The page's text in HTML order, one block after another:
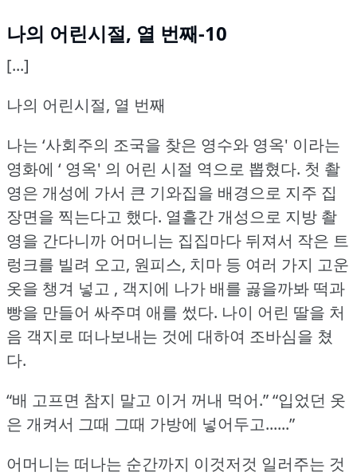
나의 어린시절, 열 번째-10
[...]
나의 어린시절, 열 번째
나는 ‘사회주의 조국을 찾은 영수와 영옥' 이라는
영화에 ‘ 영옥' 의 어린 시절 역으로 뽑혔다. 첫 촬
영은 개성에 가서 큰 기와집을 배경으로 지주 집
장면을 찍는다고 했다. 열흘간 개성으로 지방 촬
영을 간다니까 어머니는 집집마다 뒤져서 작은 트
렁크를 빌려 오고, 원피스, 치마 등 여러 가지 고운
옷을 챙겨 넣고 , 객지에 나가 배를 곯을까봐 떡과
빵을 만들어 싸주며 애를 썼다. 나이 어린 딸을 처
음 객지로 떠나보내는 것에 대하여 조바심을 쳤
다.
“배 고프면 참지 말고 이거 꺼내 먹어.” “입었던 옷
은 개켜서 그때 그때 가방에 넣어두고......”
어머니는 떠나는 순간까지 이것저것 일러주는 것